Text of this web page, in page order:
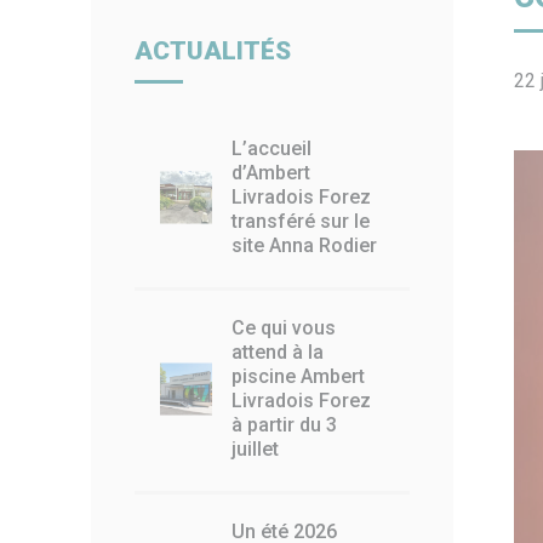
22
ACTUALITÉS
L’accueil
d’Ambert
Livradois Forez
transféré sur le
site Anna Rodier
Ce qui vous
attend à la
piscine Ambert
Livradois Forez
à partir du 3
juillet
Un été 2026